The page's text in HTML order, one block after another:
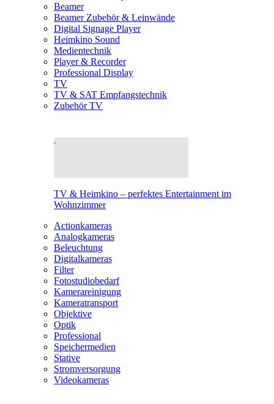
Beamer
Beamer Zubehör & Leinwände
Digital Signage Player
Heimkino Sound
Medientechnik
Player & Recorder
Professional Display
TV
TV & SAT Empfangstechnik
Zubehör TV
TV & Heimkino – perfektes Entertainment im
Wohnzimmer
Actionkameras
Analogkameras
Beleuchtung
Digitalkameras
Filter
Fotostudiobedarf
Kamerareinigung
Kameratransport
Objektive
Optik
Professional
Speichermedien
Stative
Stromversorgung
Videokameras